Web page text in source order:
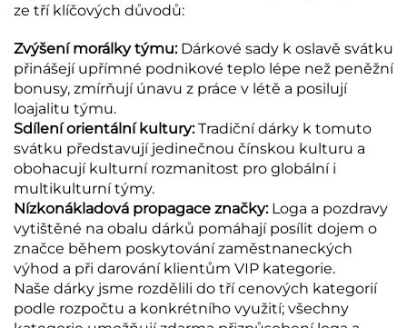
ze tří klíčových důvodů:
Zvýšení morálky týmu: Dárkové sady k oslavě svátku
přinášejí upřímné podnikové teplo lépe než peněžní
bonusy, zmírňují únavu z práce v létě a posilují
loajalitu týmu.
Sdílení orientální kultury:Tradiční dárky k tomuto
svátku představují jedinečnou čínskou kulturu a
obohacují kulturní rozmanitost pro globální i
multikulturní týmy.
Nízkonákladová propagace značky: Loga a pozdravy
vytištěné na obalu dárků pomáhají posílit dojem o
značce během poskytování zaměstnaneckých
výhod a při darování klientům VIP kategorie.
Naše dárky jsme rozdělili do tří cenových kategorií
podle rozpočtu a konkrétního využití; všechny